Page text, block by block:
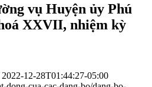
vụ Huyện ủy Phú
XXVII, nhiệm kỳ
2022-12-28T01:44:27-05:00